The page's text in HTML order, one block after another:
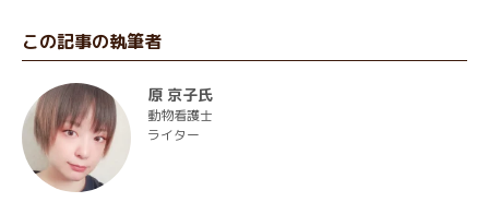
この記事の執筆者
原 京子氏
動物看護士
ライター